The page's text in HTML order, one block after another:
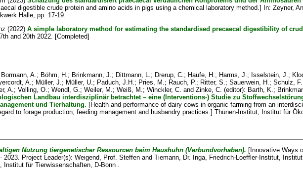
digestible crude protein and amino acids in pigs using a chemical laboratory method.] In: Zeyner,
Halle, pp. 17-19.
(2022) A simple laboratory method for estimating the standardised precaecal digestibility of
and 20th 2022. [Completed]
Bormann, A. ; Böhm, H. ; Brinkmann, J. ; Dittmann, L. ; Drerup, C. ; Haufe, H. ; Harms, J. ; Isselstein, J. ;
A. ; Müller, J. ; Müller, U. ; Paduch, J.H. ; Pries, M. ; Rauch, P. ; Ritter, S. ; Sauerwein, H. ; Schulz, F.
A. ; Volling, O. ; Wendl, G. ; Weiler, M. ; Weiß, M. ; Winckler, C. and Zinke, C. (editor): Barth, K. ;
Landbau interdisziplinär betrachtet – eine (Interventions-) Studie zu
und Tierhaltung. [Health and performance of dairy cows in organic farming from an
to forage production, feeding management and husbandry practices.] Thünen-Institut, Institut für
Nutzung tiergenetischer Ressourcen beim Haushuhn (Verbundvorhaben). [Innovative Ways
2023. Project Leader(s): Weigend, Prof. Steffenand Tiemann, Dr. Inga, Friedrich-Loeffler-Institut,
für Tierwissenschaften, D-Bonn .